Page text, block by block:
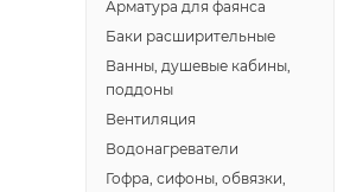
Арматура для фаянса
Баки расширительные
Ванны, душевые кабины,
поддоны
Вентиляция
Водонагреватели
Гофра, сифоны, обвязки,